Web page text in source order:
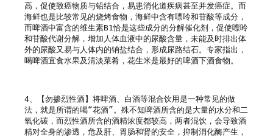
高，促使致癌物质与铅结合，易患消化道疾病甚至并发癌症。而
海鲜也是比较常见的烧烤食物，海鲜中含有嘌呤和苷酸等成分，
而啤酒中富含的维生素B1恰是这些成分的分解催化剂，促使嘌呤
和苷酸代谢分解，增加人体血液中的尿酸含量，未能及时排出体
外的尿酸又易与人体内的钠盐结合，形成尿路结石。专家指出，
喝啤酒宜食水果及清淡菜肴，花生米是最好的啤酒下酒食物。
4、【勿掺烈性酒】将啤酒、白酒等混合饮用是一种常见的做
法，就是所谓的喝“花酒”。殊不知啤酒所含的是大量的水分和二
氧化碳，而烈性酒所含的酒精浓度都较高，两者混饮，会导致酒
精对全身的渗透，危及肝、胃肠和肾的安全，抑制消化酶产生，